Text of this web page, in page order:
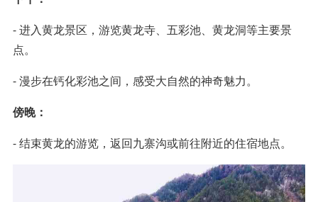
- 进入黄龙景区，游览黄龙寺、五彩池、黄龙洞等主要景
点。
- 漫步在钙化彩池之间，感受大自然的神奇魅力。
傍晚：
- 结束黄龙的游览，返回九寨沟或前往附近的住宿地点。